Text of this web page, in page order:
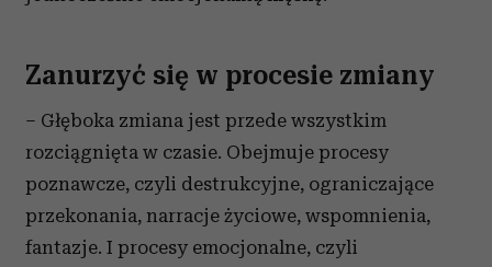
Zanurzyć się w procesie zmiany
– Głęboka zmiana jest przede wszystkim
rozciągnięta w czasie. Obejmuje procesy
poznawcze, czyli destrukcyjne, ograniczające
przekonania, narracje życiowe, wspomnienia,
fantazje. I procesy emocjonalne, czyli